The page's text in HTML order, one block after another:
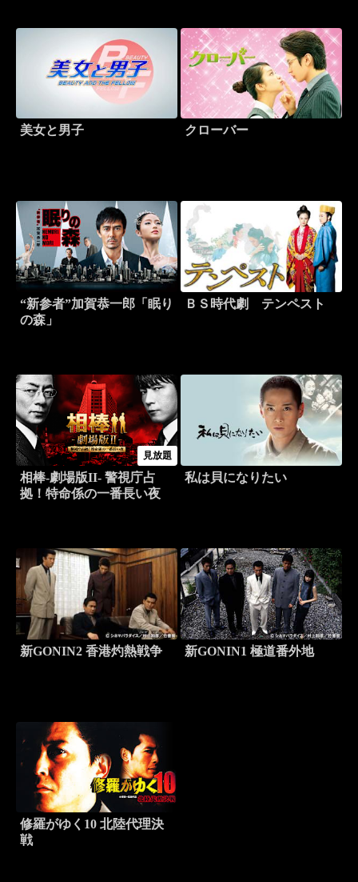
美女と男子 クローバー
“新参者”加賀恭一郎「眠り
の森」
ＢＳ時代劇 テンペスト
見放題
相棒-劇場版II- 警視庁占
拠！特命係の一番長い夜
私は貝になりたい
新GONIN2 香港灼熱戦争 新GONIN1 極道番外地
修羅がゆく10 北陸代理決
戦